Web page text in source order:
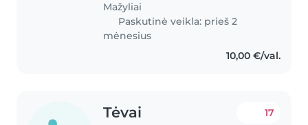
Mažyliai
Paskutinė veikla: prieš 2
mėnesius
10,00 €/val.
Tėvai 17